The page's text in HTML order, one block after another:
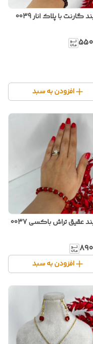
گارنت با پلاک انار 0039
افزودن به سبد
0037
افزودن به سبد